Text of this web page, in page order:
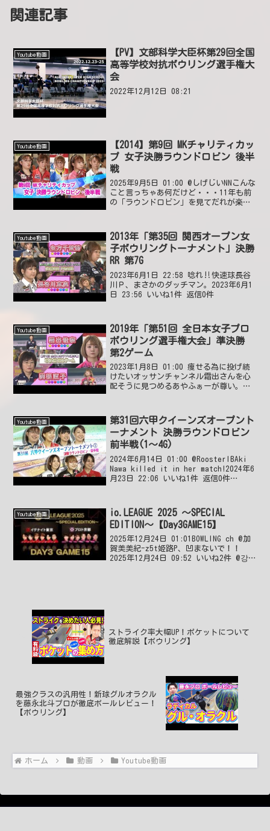
関連記事
Youtube動画
【PV】文部科学大臣杯第29回全国
高等学校対抗ボウリング選手権大
会
2022年12月12日 08:21
Youtube動画
【2014】第9回 MKチャリティカッ
プ 女子決勝ラウンドロビン 後半
戦
2025年9月5日 01:00 @しげじいNNこんな
こと言っちゃあ何だけど・・・11年も前
の「ラウンドロビン」を見てだれが楽し
@loveremonwa ta...
Youtube動画
2013年「第35回 関西オープン女
子ボウリングトーナメント」決勝
RR 第7G
2023年6月1日 22:58 唸れ‼️快速球長谷
川Ｐ、まさかのダッチマン。2023年6月1
日 23:56 いいね1件 返信0件
Youtube動画
2019年「第51回 全日本女子プロ
ボウリング選手権大会」準決勝
第2ゲーム
2023年1月8日 01:00 痩せる為に投げ続
けたいオッサンチャンネル霜出さんを心
配そうに見つめるあやふぁーが尊い。
もっと練習せよ2023年1月8...
Youtube動画
第31回六甲クイーンズオープント
ーナメント 決勝ラウンドロビン
前半戦(1～4G)
2024年6月14日 01:00 @RoosterIBAki
Nawa killed it in her match!2024年6
月23日 22:06 いいね1件 返信0件
Youtube動画
io.LEAGUE 2025 ～SPECIAL
EDITION～【Day3GAME15】
2025年12月24日 01:01BOWLING ch @加
賀美美紀-z5t姫路P、凹まないで！！
2025年12月24日 09:52 いいね2件 @강현
ストライク率大幅UP！ポケットについて
徹底解説【ボウリング】
最強クラスの汎用性！新球グルオラクル
を藤永北斗プロが徹底ボールレビュー！
【ボウリング】
ホーム 動画 Youtube動画